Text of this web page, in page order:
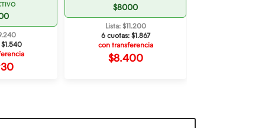
$1.540
$8000
Lista: $11.200
6 cuotas: $1.867
con transferencia
$8.400